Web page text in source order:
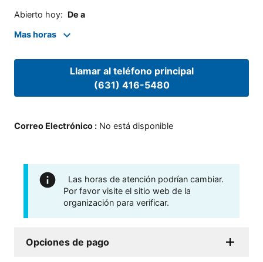
Abierto hoy: De a
Mas horas
Llamar al teléfono principal
(631) 416-5480
Correo Electrónico : No está disponible
Las horas de atención podrían cambiar.
Por favor visite el sitio web de la
organización para verificar.
Opciones de pago